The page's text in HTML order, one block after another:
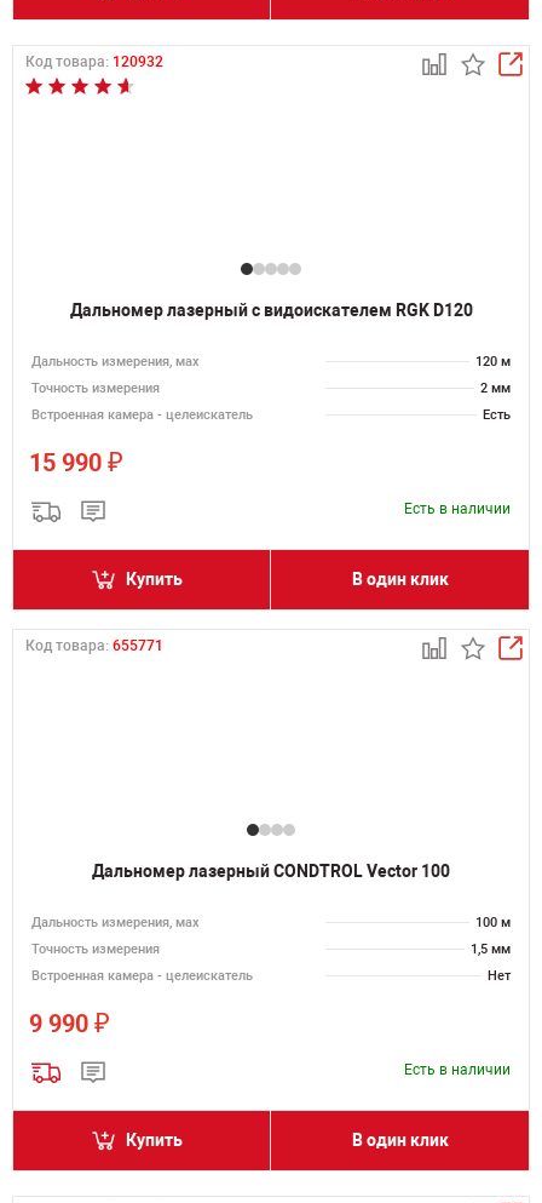
Код товара: 120932
Дальномер лазерный с видоискателем RGK D120
Дальность измерения, мах
120 м
Точность измерения
2 мм
Встроенная камера - целеискатель
Есть
15 990 ₽
Есть в наличии
Купить В один клик
Код товара: 655771
Дальномер лазерный CONDTROL Vector 100
Дальность измерения, мах
100 м
Точность измерения
1,5 мм
Встроенная камера - целеискатель
Нет
9 990 ₽
Есть в наличии
Купить В один клик